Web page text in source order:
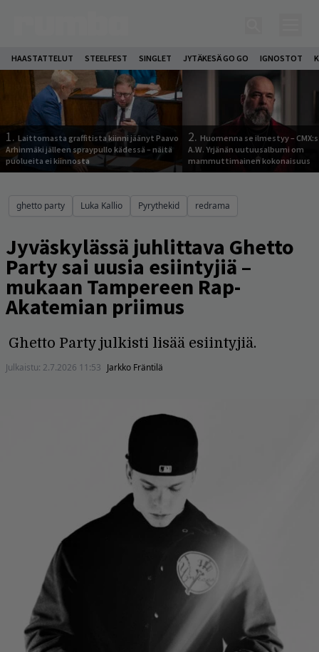
HAASTATTELUT STEELFEST SINGLET JYTÄKESÄ GO GO IGNOSTOT
1. Laittomasta graffitista kiinni jäänyt Paavo
Arhinmäki jälleen spraypullo kädessä – näitä
puolueita ei kiinnosta
2. Huomenna se ilmestyy –
A.W. Yrjänän uutuusalbumi om
mammuttimainen kokonaisuus
ghetto party Luka Kallio Pyrythekid redrama
Jyväskylässä juhlittava Ghetto
Party sai uusia esiintyjiä –
mukaan Tampereen Rap-
Akatemian priimus
Ghetto Party julkisti lisää esiintyjiä.
Julkaistu: 2.7.2026 11:53 Jarkko Fräntilä